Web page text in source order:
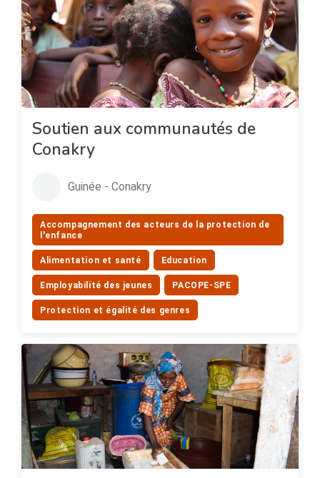
Soutien aux communautés de
Conakry
Guinée - Conakry
Accompagnement des acteurs de la protection de
l'enfance
Alimentation et santé Education
Employabilité des jeunes PACOPE-SPE
Protection et égalité des genres